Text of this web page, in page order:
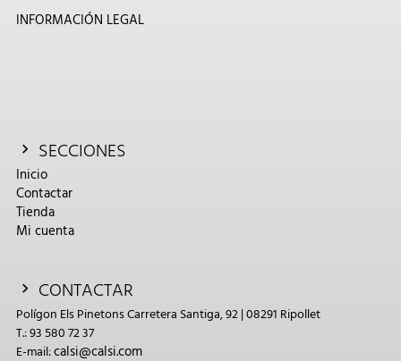
INFORMACIÓN LEGAL
SECCIONES
Inicio
Contactar
Tienda
Mi cuenta
CONTACTAR
Polígon Els Pinetons Carretera Santiga, 92 | 08291 Ripollet
T.: 93 580 72 37
E-mail:calsi@calsi.com